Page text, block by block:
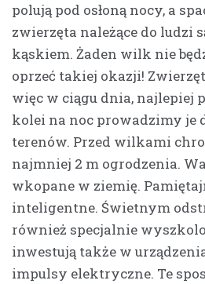
polują pod osłoną nocy, a
zwierzęta należące do ludzi
kąskiem. Żaden wilk nie
oprzeć takiej okazji!
więc w ciągu dnia, najlepiej
kolei na noc prowadzimy je
terenów. Przed wilkami
najmniej 2 m ogrodzenia.
wkopane w ziemię.
inteligentne. Świetnym
również specjalnie
inwestują także w
impulsy elektryczne. Te